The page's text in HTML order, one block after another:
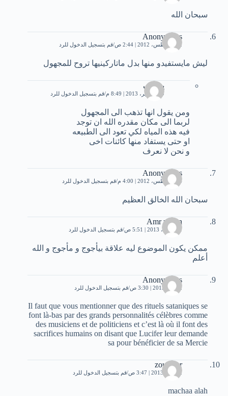
سبحان الله
Anonymous
22 أغسطس، 2012 | 2:44 ص قم بتسجيل الدخول للرد
ليش مايستفيدو منها بدل ماتاركينيها تروح للمجهول
يوسف
19 سبتمبر، 2013 | 8:49 م قم بتسجيل الدخول للرد
ومن يقول انها تذهب الى المجهول
لربما الى مكان مقدره الله ان توجد
فيه هذه المياه لكي تعود الى الطبيعه
او حتى يستفاد منها كائنات اخى
و نحن لا نعرف
Anonymous
24 أغسطس، 2012 | 4:00 م قم بتسجيل الدخول للرد
سبحان الله الخالق العظيم
Amr zdaan
21 أبريل، 2013 | 5:51 ص قم بتسجيل الدخول للرد
ممكن يكون الموضوع ليه علاقة بيأجوج و مأجوج و الله
أعلم
Anonymous
2 مايو، 2013 | 3:30 ص قم بتسجيل الدخول للرد
Il faut que vous mentionner que des rituels sataniques se
font là-bas par des grands personnalités célèbres comme
des musiciens et de politiciens et c’est là où il font des
sacrifices humains on disant que Lucifer leur demande
sa pour bénéficier de sa Mercie
zouhaier
2 يونيو، 2013 | 3:47 ص قم بتسجيل الدخول للرد
machaa alah